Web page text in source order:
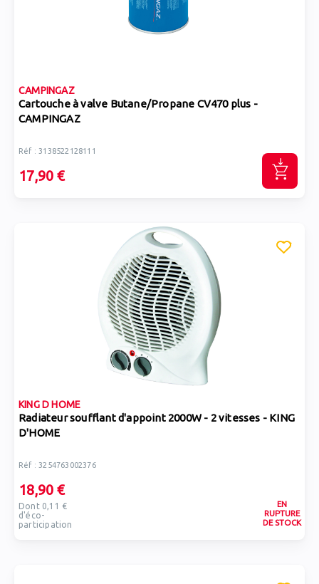
CAMPINGAZ
Cartouche à valve Butane/Propane CV470 plus -
CAMPINGAZ
Réf : 3138522128111
17,90 €
KING D HOME
Radiateur soufflant d'appoint 2000W - 2 vitesses - KING
D'HOME
Réf : 3254763002376
18,90 €
Dont 0,11 €
d'éco-
participation
EN
RUPTURE
DE STOCK